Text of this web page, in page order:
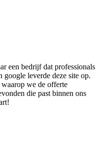
een bedrijf dat professionals
google leverde deze site op.
we de offerte
die past binnen ons